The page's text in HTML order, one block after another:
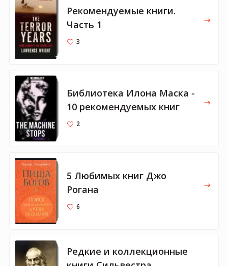
Рекомендуемые книги.
Часть 1
3
Библиотека Илона Маска -
10 рекомендуемых книг
2
5 Любимых книг Джо
Рогана
6
Редкие и коллекционные